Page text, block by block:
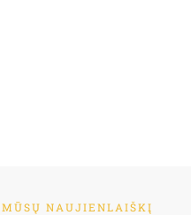
NAUJIENLAIŠKĮ